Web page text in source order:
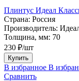
Плинтус Идеал
Страна: Россия
Производитель:
Толщина, мм: 70
230 ₽/шт
Купить
В избранное В
Сравнить